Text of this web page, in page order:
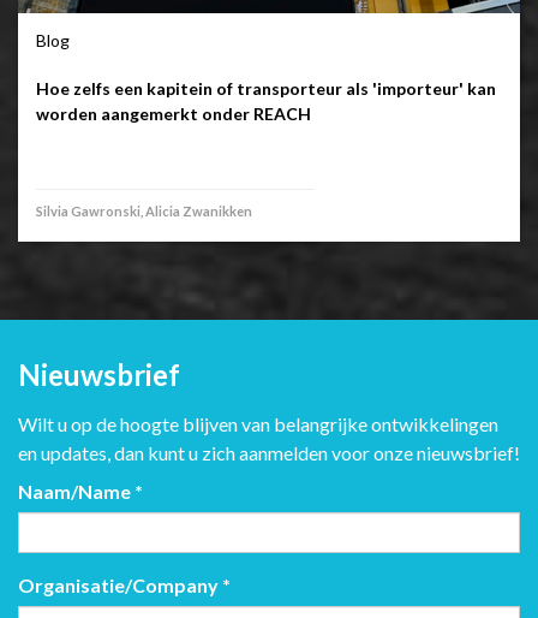
Blog
Hoe zelfs een kapitein of transporteur als 'importeur' kan
worden aangemerkt onder REACH
Silvia Gawronski, Alicia Zwanikken
Nieuwsbrief
Wilt u op de hoogte blijven van belangrijke ontwikkelingen
en updates, dan kunt u zich aanmelden voor onze nieuwsbrief!
Naam/Name *
Organisatie/Company *